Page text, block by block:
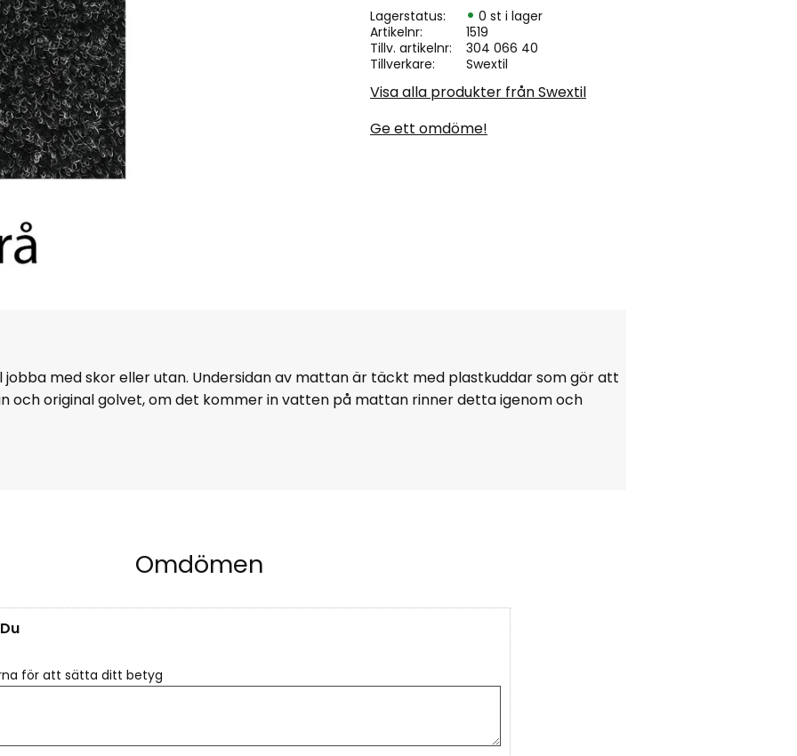
Lagerstatus
0 st i lager
Artikelnr
1519
Tillv. artikelnr
304 066 40
Tillverkare
Swextil
Visa alla produkter från Swextil
Ge ett omdöme!
med skor eller utan. Undersidan av mattan är täckt med plastkuddar som gör att
och original golvet, om det kommer in vatten på mattan rinner detta igenom och
Omdömen
Du
för att sätta ditt betyg